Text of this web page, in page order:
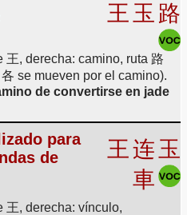
王 玉 路
王, derecha: camino, ruta 路
se mueven por el camino).
de convertirse en jade
para
de
王连 玉
車
王, derecha: vínculo,